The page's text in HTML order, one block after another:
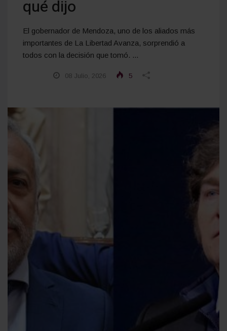
qué dijo
El gobernador de Mendoza, uno de los aliados más
importantes de La Libertad Avanza, sorprendió a
todos con la decisión que tomó. ...
08 Julio, 2026 5